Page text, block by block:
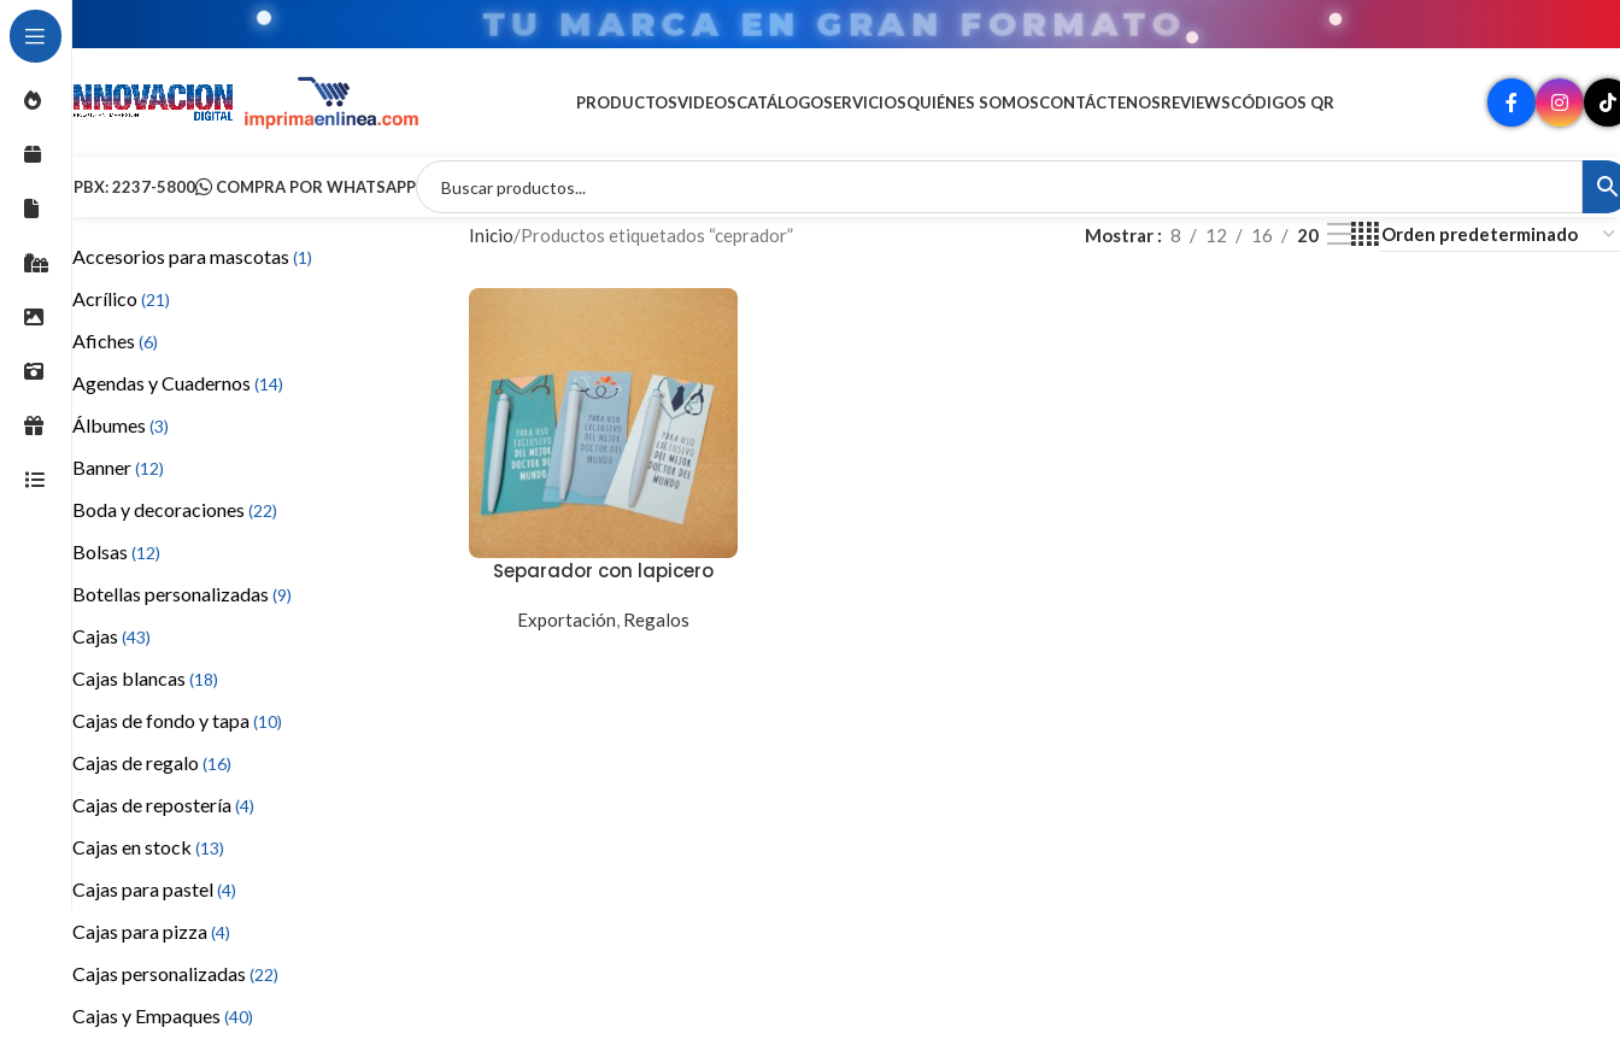
TU MARCA EN GRAN FORMATO
PRODUCTOSVIDEOSCATÁLOGOSERVICIOSQUIÉNES SOMOSCONTÁCTENOSREVIEWSCÓDIGOS QR
PBX: 2237-5800 COMPRA POR WHATSAPP
Accesorios para mascotas (1)
Acrílico(21)
Afiches (6)
Agendas y Cuadernos (14)
Álbumes (3)
Banner(12)
Boda y decoraciones (22)
Bolsas (12)
Botellas personalizadas (9)
Cajas (43)
Cajas blancas (18)
Cajas de fondo y tapa(10)
Cajas de regalo(16)
Cajas de repostería(4)
Cajas en stock (13)
Cajas para pastel(4)
Cajas para pizza(4)
Cajas personalizadas (22)
Cajas y Empaques (40)
Inicio Productos etiquetados “ceprador” Mostrar 8 12 16 20
Separador con lapicero
Exportación, Regalos